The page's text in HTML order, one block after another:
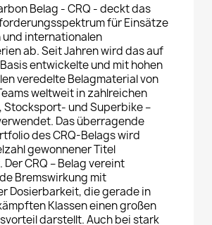
Belag - CRQ - deckt das
für Einsätze
und internationalen
ab. Seit Jahren wird das auf
entwickelte und mit hohen
veredelte Belagmaterial von
weltweit in zahlreichen
und Superbike –
Das überragende
des CRQ-Belags wird
gewonnener Titel
CRQ – Belag vereint
Bremswirkung mit
Dosierbarkeit, die gerade in
Klassen einen großen
darstellt. Auch bei stark